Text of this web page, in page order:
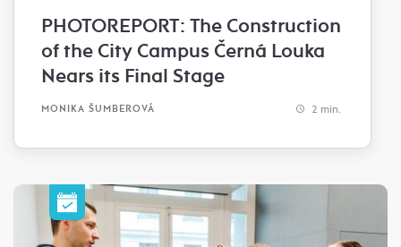
PHOTOREPORT: The Construction
of the City Campus Černá Louka
Nears its Final Stage
MONIKA ŠUMBEROVÁ 2 min.